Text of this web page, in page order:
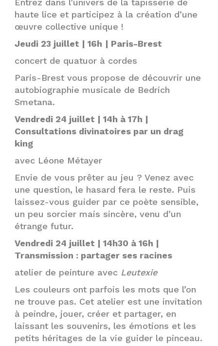
Entrez dans l’univers de la tapisserie de
haute lice et participez à la création d’une
œuvre collective unique !
Jeudi 23 juillet | 16h | Paris-Brest
concert de quatuor à cordes
Paris-Brest vous propose de découvrir une
autobiographie musicale de Bedrich
Smetana.
Vendredi 24 juillet | 14h à 17h |
Consultations divinatoires par un drag
king
avec Léone Métayer
Envie de vous prêter au jeu ? Venez avec
une question, le hasard fera le reste. Puis
laissez-vous guider par ce poète sensible,
un peu sorcier mais sincère, venu d’un
étrange futur.
Vendredi 24 juillet | 14h30 à 16h |
Transmission : partager ses racines
atelier de peinture avec Leutexie
Les couleurs ont parfois les mots que l’on
ne trouve pas. Cet atelier est une invitation
à peindre, jouer, créer et partager, en
laissant les souvenirs, les émotions et les
petits héritages de la vie guider le pinceau.